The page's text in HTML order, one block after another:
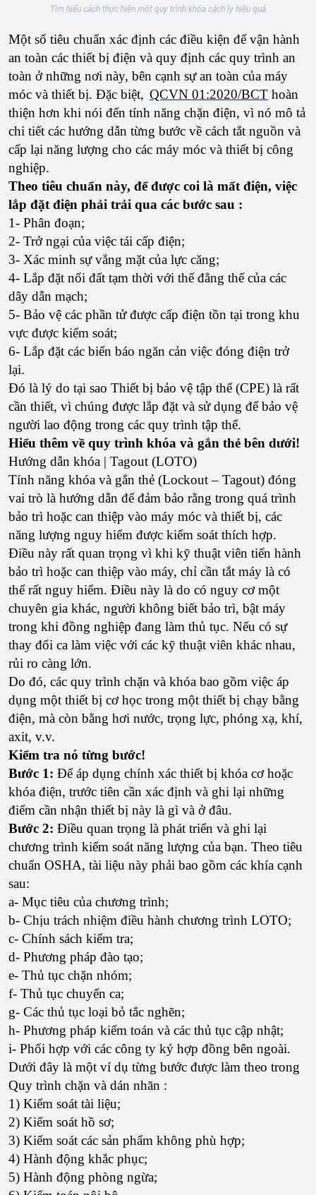
Tìm hiểu cách thực hiện một quy trình khóa cách ly hiệu quả
Một số tiêu chuẩn xác định các điều kiện để vận hành
an toàn các thiết bị điện và quy định các quy trình an
toàn ở những nơi này, bên cạnh sự an toàn của máy
móc và thiết bị. Đặc biệt, QCVN 01:2020/BCT hoàn
thiện hơn khi nói đến tính năng chặn điện, vì nó mô tả
chi tiết các hướng dẫn từng bước về cách tắt nguồn và
cấp lại năng lượng cho các máy móc và thiết bị công
nghiệp.
Theo tiêu chuẩn này, để được coi là mất điện, việc
lắp đặt điện phải trải qua các bước sau :
1- Phân đoạn;
2- Trở ngại của việc tái cấp điện;
3- Xác minh sự vắng mặt của lực căng;
4- Lắp đặt nối đất tạm thời với thế đẳng thế của các
dây dẫn mạch;
5- Bảo vệ các phần tử được cấp điện tồn tại trong khu
vực được kiểm soát;
6- Lắp đặt các biển báo ngăn cản việc đóng điện trở
lại.
Đó là lý do tại sao Thiết bị bảo vệ tập thể (CPE) là rất
cần thiết, vì chúng được lắp đặt và sử dụng để bảo vệ
người lao động trong các quy trình tập thể.
Hiểu thêm về quy trình khóa và gắn thẻ bên dưới!
Hướng dẫn khóa | Tagout (LOTO)
Tính năng khóa và gắn thẻ (Lockout – Tagout) đóng
vai trò là hướng dẫn để đảm bảo rằng trong quá trình
bảo trì hoặc can thiệp vào máy móc và thiết bị, các
năng lượng nguy hiểm được kiểm soát thích hợp.
Điều này rất quan trọng vì khi kỹ thuật viên tiến hành
bảo trì hoặc can thiệp vào máy, chỉ cần tắt máy là có
thể rất nguy hiểm. Điều này là do có nguy cơ một
chuyên gia khác, người không biết bảo trì, bật máy
trong khi đồng nghiệp đang làm thủ tục. Nếu có sự
thay đổi ca làm việc với các kỹ thuật viên khác nhau,
rủi ro càng lớn.
Do đó, các quy trình chặn và khóa bao gồm việc áp
dụng một thiết bị cơ học trong một thiết bị chạy bằng
điện, mà còn bằng hơi nước, trọng lực, phóng xạ, khí,
axit, v.v.
Kiểm tra nó từng bước!
Bước 1: Để áp dụng chính xác thiết bị khóa cơ hoặc
khóa điện, trước tiên cần xác định và ghi lại những
điểm cần nhận thiết bị này là gì và ở đâu.
Bước 2: Điều quan trọng là phát triển và ghi lại
chương trình kiểm soát năng lượng của bạn. Theo tiêu
chuẩn OSHA, tài liệu này phải bao gồm các khía cạnh
sau:
a- Mục tiêu của chương trình;
b- Chịu trách nhiệm điều hành chương trình LOTO;
c- Chính sách kiểm tra;
d- Phương pháp đào tạo;
e- Thủ tục chặn nhóm;
f- Thủ tục chuyển ca;
g- Các thủ tục loại bỏ tắc nghẽn;
h- Phương pháp kiểm toán và các thủ tục cập nhật;
i- Phối hợp với các công ty ký hợp đồng bên ngoài.
Dưới đây là một ví dụ từng bước được làm theo trong
Quy trình chặn và dán nhãn :
1) Kiểm soát tài liệu;
2) Kiểm soát hồ sơ;
3) Kiểm soát các sản phẩm không phù hợp;
4) Hành động khắc phục;
5) Hành động phòng ngừa;